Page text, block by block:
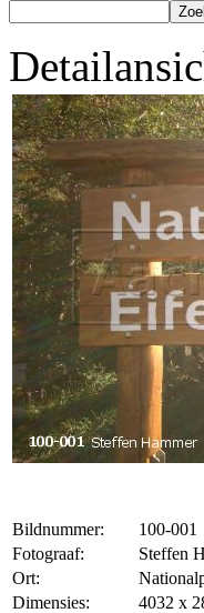
Bildnummer:
100-001
Fotograaf:
Steffen
Ort:
Dimensies:
4032 x